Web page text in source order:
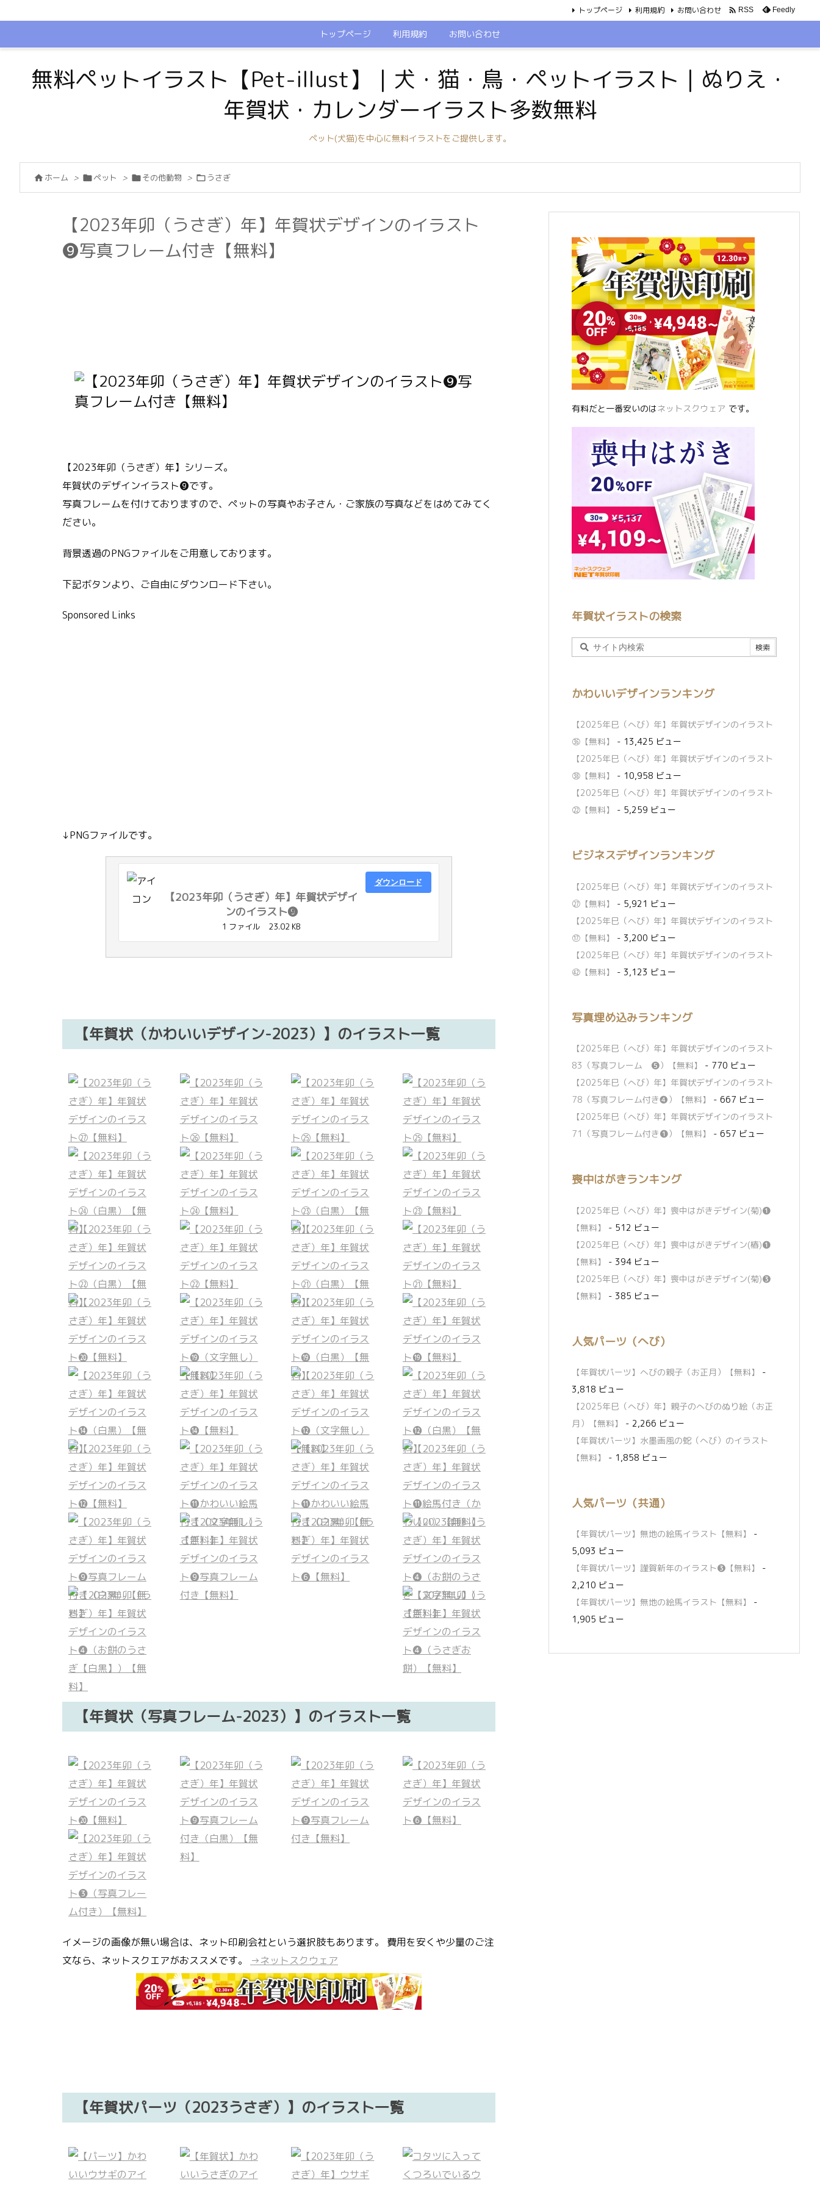
トップページ 利用規約 お問い合わせ
トップページ 利用規約 お問い合わせ  RSS Feedly
無料ペットイラスト【Pet-illust】｜犬・猫・鳥・ペットイラスト｜ぬりえ・
年賀状・カレンダーイラスト多数無料
ペット(犬猫)を中心に無料イラストをご提供します。
 ホーム > ペット > その他動物 > うさぎ
【2023年卯（うさぎ）年】年賀状デザインのイラスト
❾写真フレーム付き【無料】
【2023年卯（うさぎ）年】シリーズ。
年賀状のデザインイラスト❾です。
写真フレームを付けておりますので、ペットの写真やお子さん・ご家族の写真などをはめてみてく
ださい。
背景透過のPNGファイルをご用意しております。
下記ボタンより、ご自由にダウンロード下さい。
Sponsored Links
↓PNGファイルです。
【2023年卯（うさぎ）年】年賀状デザイ
ンのイラスト❾
1 ファイル 23.02 KB
ダウンロード
【年賀状（かわいいデザイン-2023）】のイラスト一覧
【年賀状（写真フレーム-2023）】のイラスト一覧
イメージの画像が無い場合は、ネット印刷会社という選択肢もあります。 費用を安くや少量のご注
文なら、ネットスクエアがおススメです。
→ネットスクウェア
【年賀状パーツ（2023うさぎ）】のイラスト一覧
有料だと一番安いのはネットスクウェア です。
年賀状イラストの検索
かわいいデザインランキング
【2025年巳（へび）年】年賀状デザインのイラスト
㊱【無料】
- 13,425 ビュー
【2025年巳（へび）年】年賀状デザインのイラスト
㊳【無料】
- 10,958 ビュー
【2025年巳（へび）年】年賀状デザインのイラスト
㉒【無料】
- 5,259 ビュー
ビジネスデザインランキング
【2025年巳（へび）年】年賀状デザインのイラスト
㉗【無料】
- 5,921 ビュー
【2025年巳（へび）年】年賀状デザインのイラスト
⑰【無料】
- 3,200 ビュー
【2025年巳（へび）年】年賀状デザインのイラスト
㊷【無料】
- 3,123 ビュー
写真埋め込みランキング
【2025年巳（へび）年】年賀状デザインのイラスト
83（写真フレーム ❺）【無料】
- 770 ビュー
【2025年巳（へび）年】年賀状デザインのイラスト
78（写真フレーム付き❹）【無料】
- 667 ビュー
【2025年巳（へび）年】年賀状デザインのイラスト
71（写真フレーム付き❶）【無料】
- 657 ビュー
喪中はがきランキング
【2025年巳（へび）年】喪中はがきデザイン(菊)❶
【無料】
- 512 ビュー
【2025年巳（へび）年】喪中はがきデザイン(椿)❶
【無料】
- 394 ビュー
【2025年巳（へび）年】喪中はがきデザイン(菊)❸
【無料】
- 385 ビュー
人気パーツ（へび）
【年賀状パーツ】へびの親子（お正月）【無料】
-
3,818 ビュー
【2025年巳（へび）年】親子のへびのぬり絵（お正
月）【無料】
- 2,266 ビュー
【年賀状パーツ】水墨画風の蛇（へび）のイラスト
【無料】
- 1,858 ビュー
人気パーツ（共通）
【年賀状パーツ】無地の絵馬イラスト【無料】
-
5,093 ビュー
【年賀状パーツ】謹賀新年のイラスト❸【無料】
-
2,210 ビュー
【年賀状パーツ】無地の絵馬イラスト【無料】
-
1,905 ビュー